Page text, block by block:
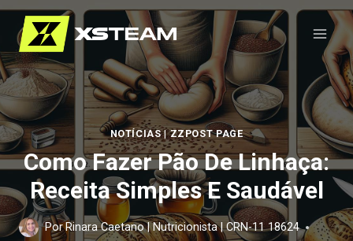
Pular
para
o
Conteúdo
NOTÍCIAS|ZZPOST PAGE
Como Fazer Pão De Linhaça:
Receita Simples E Saudável
Por Rinara Caetano | Nutricionista | CRN-11 18624